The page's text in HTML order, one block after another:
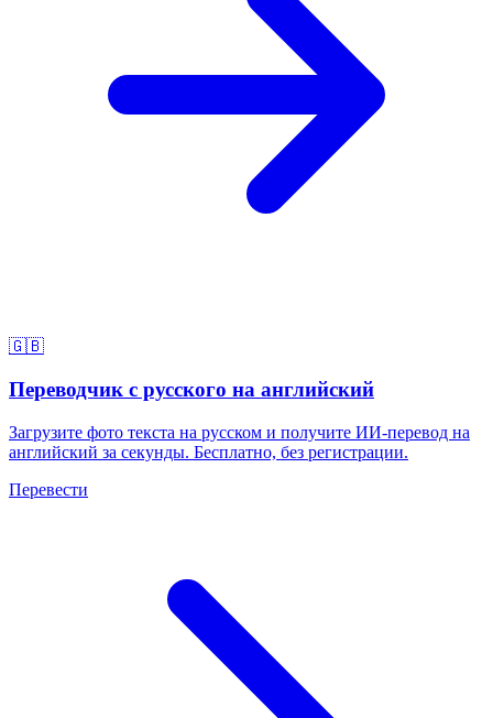
🇬🇧
Переводчик с русского на английский
Загрузите фото текста на русском и получите ИИ-перевод на
английский за секунды. Бесплатно, без регистрации.
Перевести